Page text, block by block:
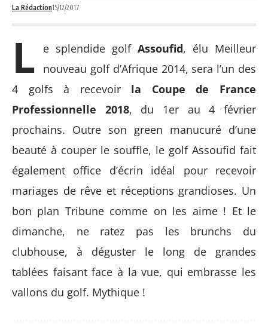
La Rédaction15/12/2017
L e splendide golf Assoufid, élu Meilleur
nouveau golf d’Afrique 2014, sera l’un des
4 golfs à recevoir la Coupe de France
Professionnelle 2018, du 1er au 4 février
prochains. Outre son green manucuré d’une
beauté à couper le souffle, le golf Assoufid fait
également office d’écrin idéal pour recevoir
mariages de rêve et réceptions grandioses. Un
bon plan Tribune comme on les aime ! Et le
dimanche, ne ratez pas les brunchs du
clubhouse, à déguster le long de grandes
tablées faisant face à la vue, qui embrasse les
vallons du golf. Mythique !